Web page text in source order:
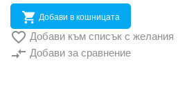
 Добави в кошницата
 Добави към списък с желания
compare_arrows Добави за сравнение